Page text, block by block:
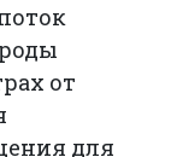
от
для